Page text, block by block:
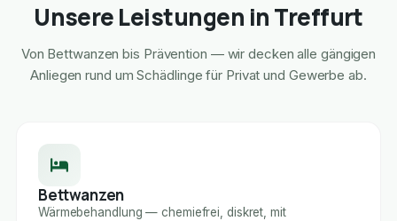
Unsere Leistungen in Treffurt
Von Bettwanzen bis Prävention — wir decken alle gängigen
Anliegen rund um Schädlinge für Privat und Gewerbe ab.
Bettwanzen
Wärmebehandlung — chemiefrei, diskret, mit